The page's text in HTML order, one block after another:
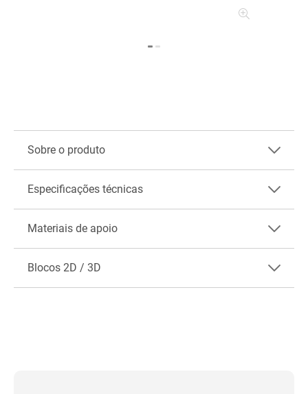
Sobre o produto
Especificações técnicas
Materiais de apoio
Blocos 2D / 3D